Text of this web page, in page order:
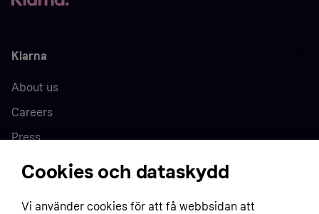
Klarna
About us
Careers
Press
Cookies och dataskydd
Vi använder cookies för att få webbsidan att